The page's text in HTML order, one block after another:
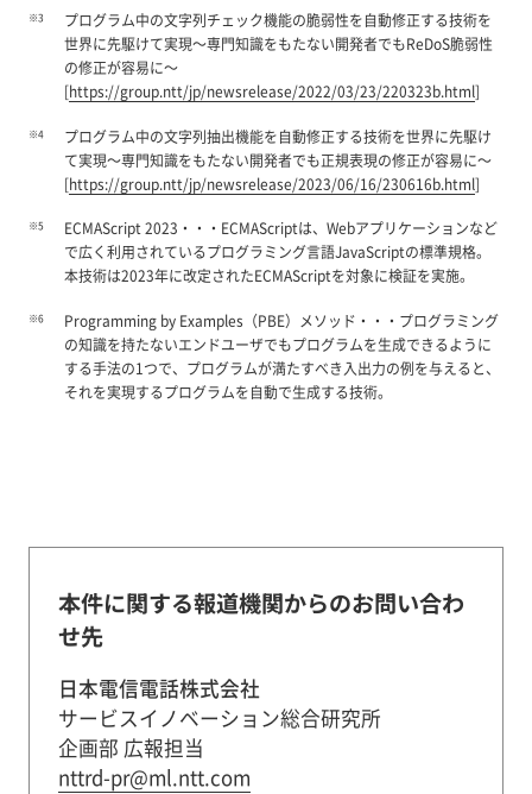
※3
プログラム中の文字列チェック機能の脆弱性を自動修正する技術を
世界に先駆けて実現～専門知識をもたない開発者でもReDoS脆弱性
の修正が容易に～
[https://group.ntt/jp/newsrelease/2022/03/23/220323b.html]
※4
プログラム中の文字列抽出機能を自動修正する技術を世界に先駆け
て実現～専門知識をもたない開発者でも正規表現の修正が容易に～
[https://group.ntt/jp/newsrelease/2023/06/16/230616b.html]
※5
ECMAScript 2023・・・ECMAScriptは、Webアプリケーションなど
で広く利用されているプログラミング言語JavaScriptの標準規格。
本技術は2023年に改定されたECMAScriptを対象に検証を実施。
※6
Programming by Examples（PBE）メソッド・・・プログラミング
の知識を持たないエンドユーザでもプログラムを生成できるように
する手法の1つで、プログラムが満たすべき入出力の例を与えると、
それを実現するプログラムを自動で生成する技術。
本件に関する報道機関からのお問い合わ
せ先
日本電信電話株式会社
サービスイノベーション総合研究所
企画部 広報担当
nttrd-pr@ml.ntt.com